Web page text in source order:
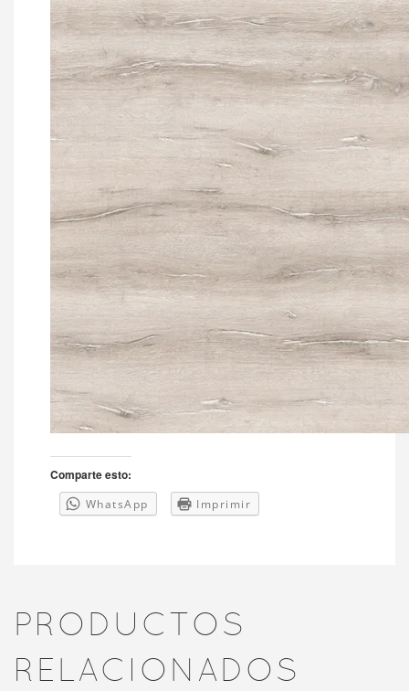
Comparte esto:
WhatsApp Imprimir
PRODUCTOS
RELACIONADOS